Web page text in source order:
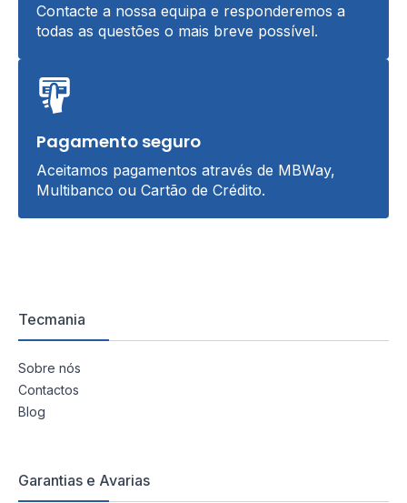
Contacte a nossa equipa e responderemos a
todas as questões o mais breve possível.
Pagamento seguro
Aceitamos pagamentos através de MBWay,
Multibanco ou Cartão de Crédito.
Tecmania
Sobre nós
Contactos
Blog
Garantias e Avarias